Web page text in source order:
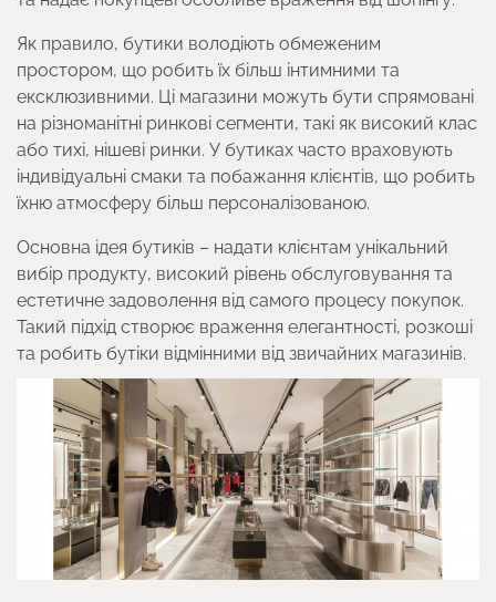
Як правило, бутики володіють обмеженим
простором, що робить їх більш інтимними та
ексклюзивними. Ці магазини можуть бути спрямовані
на різноманітні ринкові сегменти, такі як високий клас
або тихі, нішеві ринки. У бутиках часто враховують
індивідуальні смаки та побажання клієнтів, що робить
їхню атмосферу більш персоналізованою.
Основна ідея бутиків – надати клієнтам унікальний
вибір продукту, високий рівень обслуговування та
естетичне задоволення від самого процесу покупок.
Такий підхід створює враження елегантності, розкоші
та робить бутіки відмінними від звичайних магазинів.